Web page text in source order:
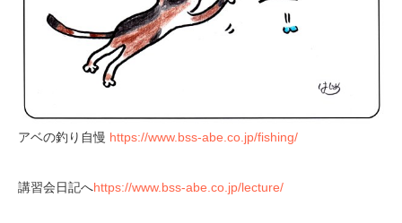
アベの釣り自慢 https://www.bss-abe.co.jp/fishing/
講習会日記へhttps://www.bss-abe.co.jp/lecture/